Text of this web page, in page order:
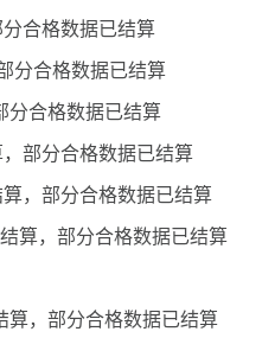
合格数据已结算
分合格数据已结算
分合格数据已结算
部分合格数据已结算
，部分合格数据已结算
算，部分合格数据已结算
，部分合格数据已结算